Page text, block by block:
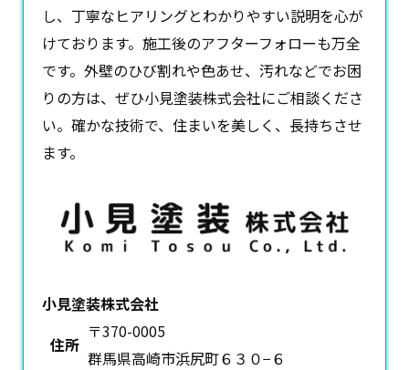
し、丁寧なヒアリングとわかりやすい説明を心が
けております。施工後のアフターフォローも万全
です。外壁のひび割れや色あせ、汚れなどでお困
りの方は、ぜひ小見塗装株式会社にご相談くださ
い。確かな技術で、住まいを美しく、長持ちさせ
ます。
小見塗装株式会社
住所
〒370-0005
群馬県高崎市浜尻町６３０−６